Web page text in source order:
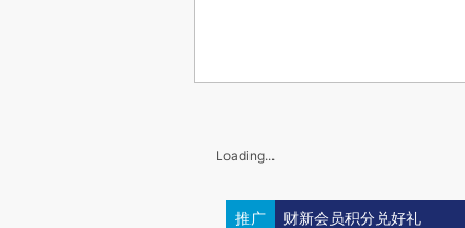
Loading...
推广 财新会员积分兑好礼